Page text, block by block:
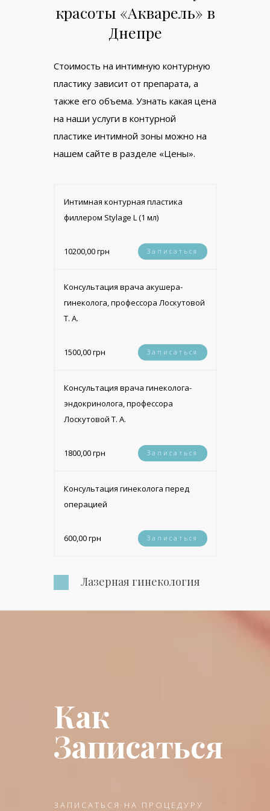
красоты «Акварель» в
Днепре
Стоимость на интимную контурную
пластику зависит от препарата, а
также его объема. Узнать какая цена
на наши услуги в контурной
пластике интимной зоны можно на
нашем сайте в разделе «Цены».
Интимная контурная пластика
филлером Stylage L (1 мл)
10200,00 грн Записаться
Консультация врача акушера-
гинеколога, профессора Лоскутовой
Т. А.
1500,00 грн Записаться
Консультация врача гинеколога-
эндокринолога, профессора
Лоскутовой Т. А.
1800,00 грн Записаться
Консультация гинеколога перед
операцией
600,00 грн Записаться
Лазерная гинекология
Как
Записаться
ЗАПИСАТЬСЯ НА ПРОЦЕДУРУ